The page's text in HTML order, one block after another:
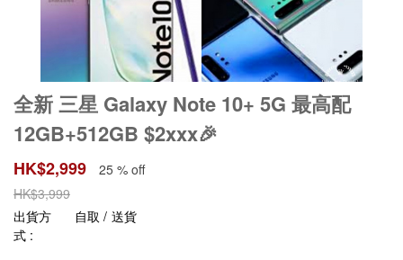
全新 三星 Galaxy Note 10+ 5G 最高配
12GB+512GB $2xxx🎉
HK$2,999
25 % off
HK$3,999
出貨方
式 :
自取 / 送貨